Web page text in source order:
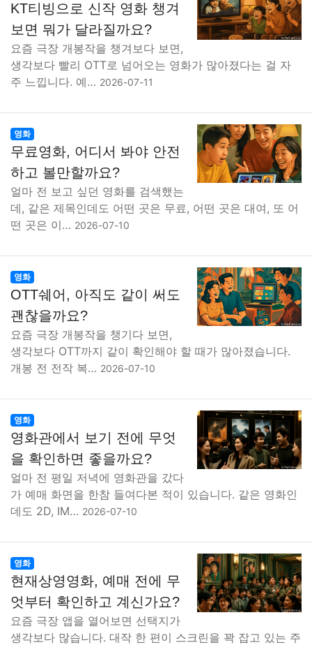
KT티빙으로 신작 영화 챙겨
보면 뭐가 달라질까요?
요즘 극장 개봉작을 챙겨보다 보면,
생각보다 빨리 OTT로 넘어오는 영화가 많아졌다는 걸 자
주 느낍니다. 예… 2026-07-11
영화
무료영화, 어디서 봐야 안전
하고 볼만할까요?
얼마 전 보고 싶던 영화를 검색했는
데, 같은 제목인데도 어떤 곳은 무료, 어떤 곳은 대여, 또 어
떤 곳은 이… 2026-07-10
영화
OTT쉐어, 아직도 같이 써도
괜찮을까요?
요즘 극장 개봉작을 챙기다 보면,
생각보다 OTT까지 같이 확인해야 할 때가 많아졌습니다.
개봉 전 전작 복… 2026-07-10
영화
영화관에서 보기 전에 무엇
을 확인하면 좋을까요?
얼마 전 평일 저녁에 영화관을 갔다
가 예매 화면을 한참 들여다본 적이 있습니다. 같은 영화인
데도 2D, IM… 2026-07-10
영화
현재상영영화, 예매 전에 무
엇부터 확인하고 계신가요?
요즘 극장 앱을 열어보면 선택지가
생각보다 많습니다. 대작 한 편이 스크린을 꽉 잡고 있는 주